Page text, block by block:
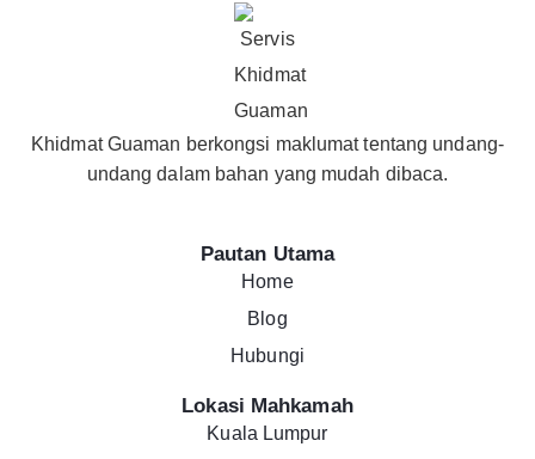
Khidmat Guaman berkongsi maklumat tentang undang-
undang dalam bahan yang mudah dibaca.
Pautan Utama
Home
Blog
Hubungi
Lokasi Mahkamah
Kuala Lumpur